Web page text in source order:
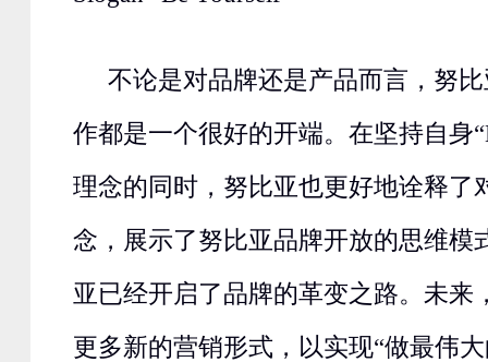
不论是对品牌还是产品而言，努
作都是一个很好的开端。在坚持自身
理念的同时，努比亚也更好地诠释了
念，展示了努比亚品牌开放的思维模
亚已经开启了品牌的革变之路。未来
更多新的营销形式，以实现“做最伟